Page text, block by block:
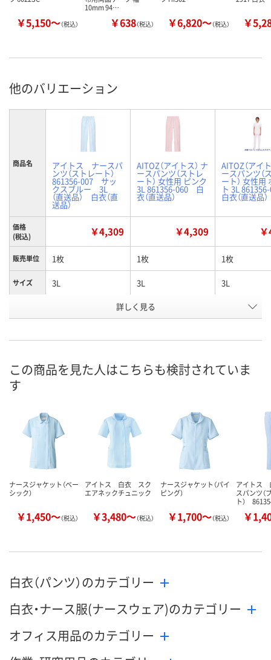
￥5,150～（税込）
10mm 94…
￥638（税込） ￥6,820～（税込） ￥
他のバリエーション
商品名 アイトス ナースパ
ンツ（ストレート）
861356-007 サッ
クスブルー 3L
（直送品） 白衣（直
送品）
AITOZ（アイトス） ナ
ースパンツ（ストレ
ート） 女性用 ピンク
3L 861356-060 白
衣（直送品）
AITOZ（アイ
ースパンツ（
ート） 女性用
ト 3L
白衣（直送品）
価格
(税込)
￥4,309 ￥4,309
販売単位 1枚 1枚 1枚
サイズ 3L 3L 3L
ピンク ホワイト
号
お届け日
数量
カゴへ
メーカー都合により
販売停止中です
詳しく見る
この商品を見た人はこちらも検討されていま
す
ナースジャケット（ベー
シック）
￥1,450～（税込）
アイトス 白衣 スク
エアネックチュニック
￥3,480～（税込）
ナースジャケット（パイ
ピング）
￥1,700～（税込）
アイトス
スパンツ（
ト）
￥
白衣（パンツ）のカテゴリー
白衣・ナース服(ナースウェア)のカテゴリー
オフィス用品のカテゴリー